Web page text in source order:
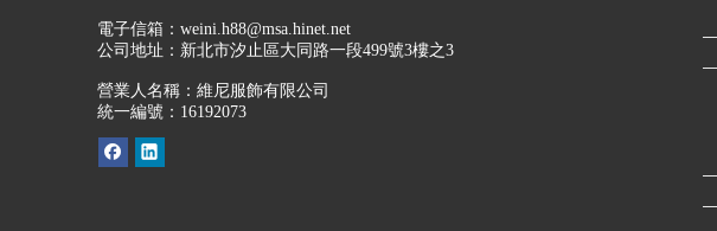
電子信箱： weini.h88@msa.hinet.net
公司地址： 新北市汐止區大同路一段499號3樓之3
營業人名稱：維尼服飾有限公司
統一編號：16192073